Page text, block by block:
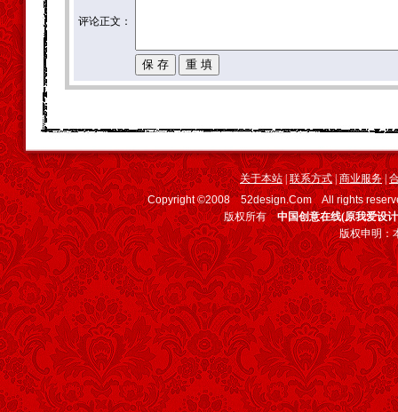
评论正文：
关于本站 | 联系方式 | 商业服务 |
Copyright ©2008 52design.Com All rights
版权所有中国创意在线(原我爱设
版权申明：